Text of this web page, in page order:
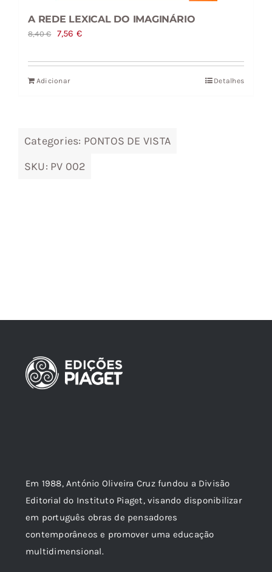
A REDE LEXICAL DO IMAGINÁRIO
8,40€
O
original
era:
7,56 €O
atual
Adicionar Detalhes
Categories: PONTOS DE VISTA
SKU: PV 002
Em 1988, António Oliveira Cruz fundou a Divisão
Editorial do Instituto Piaget, visando disponibilizar
em português obras de pensadores
contemporâneos e promover uma educação
multidimensional.